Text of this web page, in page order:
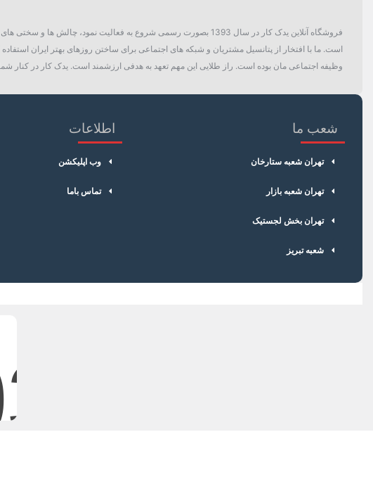
فروشگاه آنلاین یدک کار در سال 1393 بصورت رسمی شروع به فعالیت
است. ما با افتخار از پتانسیل مشتریان و شبکه های اجتماعی برای ساختن روزهای بهتر ایران
وظیفه اجتماعی مان بوده است. راز طلایی این مهم تعهد به هدفی ارزشمند است. یدک کار در کنار
شعب ما
تهران شعبه ستارخان
تهران شعبه بازار
تهران بخش لجستیک
شعبه تبریز
اطلاعات
وب اپلیکشن
تماس باما